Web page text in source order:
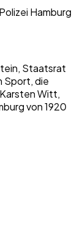
Hamburg
Staatsrat
Sport, die
Witt,
von 1920